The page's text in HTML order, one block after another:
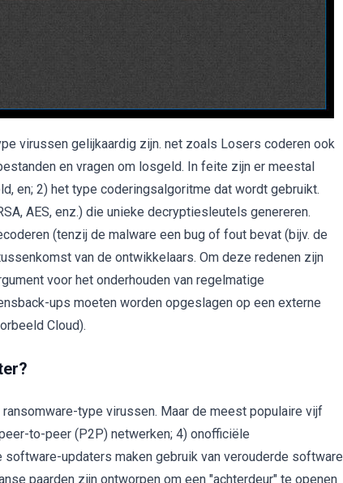
virussen gelijkaardig zijn. net zoals Losers coderen ook
en vragen om losgeld. In feite zijn er meestal
en; 2) het type coderingsalgoritme dat wordt gebruikt.
AES, enz.) die unieke decryptiesleutels genereren.
(tenzij de malware een bug of fout bevat (bijv. de
van de ontwikkelaars. Om deze redenen zijn
voor het onderhouden van regelmatige
ups moeten worden opgeslagen op een externe
Cloud).
type virussen. Maar de meest populaire vijf
to-peer (P2P) netwerken; 4) onofficiële
updaters maken gebruik van verouderde software
paarden zijn ontworpen om een "achterdeur" te openen